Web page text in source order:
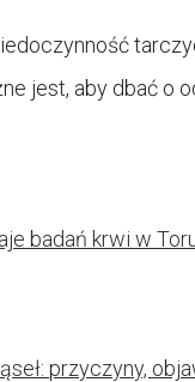
jest, aby dbać o
badań krwi w
przyczyny,